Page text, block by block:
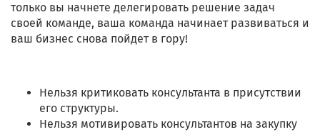
только вы начнете делегировать решение задач
своей команде, ваша команда начинает развиваться и
ваш бизнес снова пойдет в гору!
Нельзя критиковать консультанта в присутствии
его структуры.
Нельзя мотивировать консультантов на закупку